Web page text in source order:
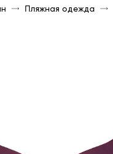
Пляжная одежда